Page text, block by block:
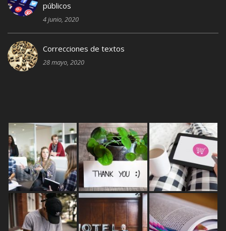
públicos
4 junio, 2020
Correcciones de textos
28 mayo, 2020